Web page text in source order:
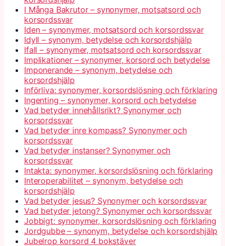
I Många Bakrutor – synonymer, motsatsord och
korsordssvar
Iden – synonymer, motsatsord och korsordssvar
Idyll – synonym, betydelse och korsordshjälp
Ifall – synonymer, motsatsord och korsordssvar
Implikationer – synonymer, korsord och betydelse
Imponerande – synonym, betydelse och
korsordshjälp
Införliva: synonymer, korsordslösning och förklaring
Ingenting – synonymer, korsord och betydelse
Vad betyder innehållsrikt? Synonymer och
korsordssvar
Vad betyder inre kompass? Synonymer och
korsordssvar
Vad betyder instanser? Synonymer och
korsordssvar
Intakta: synonymer, korsordslösning och förklaring
Interoperabilitet – synonym, betydelse och
korsordshjälp
Vad betyder jesus? Synonymer och korsordssvar
Vad betyder jetong? Synonymer och korsordssvar
Jobbigt: synonymer, korsordslösning och förklaring
Jordgubbe – synonym, betydelse och korsordshjälp
Jubelrop korsord 4 bokstäver